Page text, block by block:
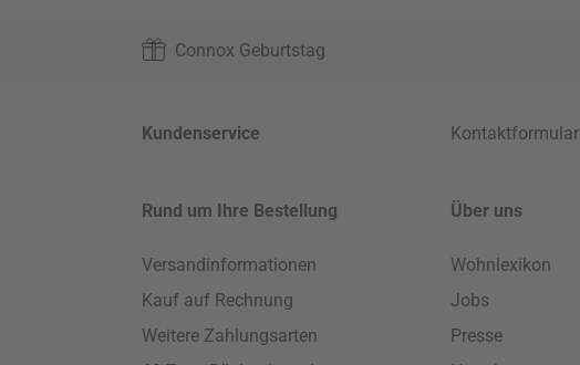
Connox Geburtstag
Kundenservice Kontaktformular
Rund um Ihre Bestellung
Versandinformationen
Kauf auf Rechnung
Weitere Zahlungsarten
Über uns
Wohnlexikon
Jobs
Presse